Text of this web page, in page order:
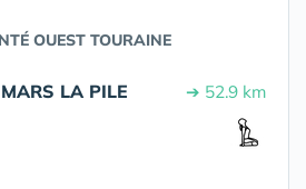
OUEST TOURAINE
LA PILE ➔ 52.9 km